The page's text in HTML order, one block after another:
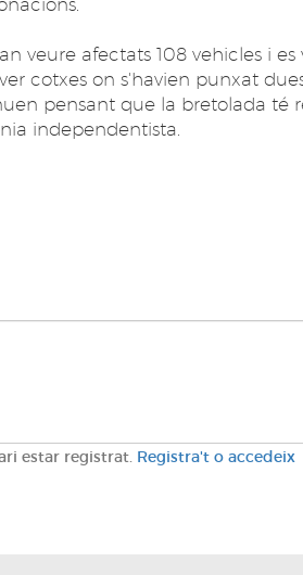
veure afectats 108 vehicles i
cotxes on s'havien punxat
pensant que la bretolada té
independentista.
estar registrat. Registra't o accedeix